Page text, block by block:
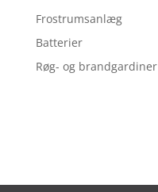
Frostrumsanlæg
Batterier
Røg- og brandgardiner